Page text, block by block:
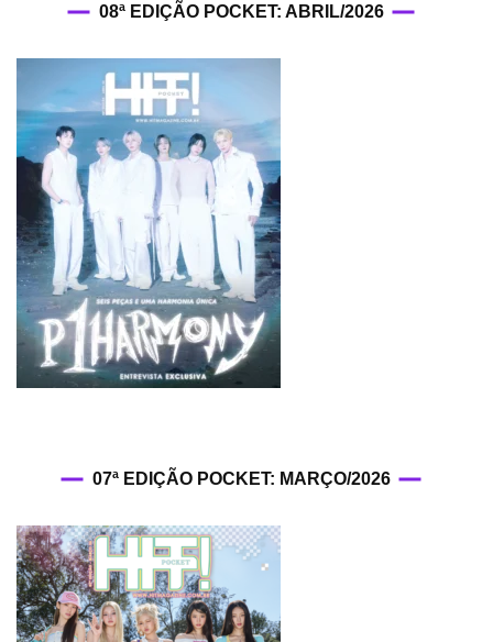
08ª EDIÇÃO POCKET: ABRIL/2026
07ª EDIÇÃO POCKET: MARÇO/2026